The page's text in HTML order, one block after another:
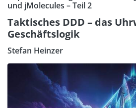
und jMolecules – Teil 2
Taktisches DDD – das
Geschäftslogik
Stefan Heinzer